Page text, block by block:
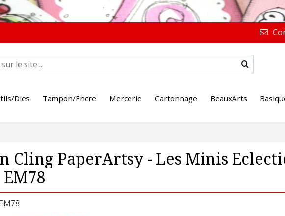
Dies Tampon/Encre Mercerie Cartonnage BeauxArts
Cling PaperArtsy - Les Minis